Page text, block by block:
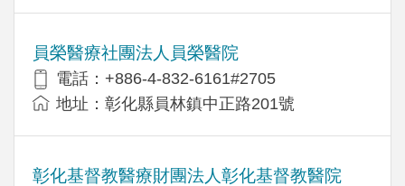
員榮醫療社團法人員榮醫院
電話：+886-4-832-6161#2705
地址：彰化縣員林鎮中正路201號
彰化基督教醫療財團法人彰化基督教醫院